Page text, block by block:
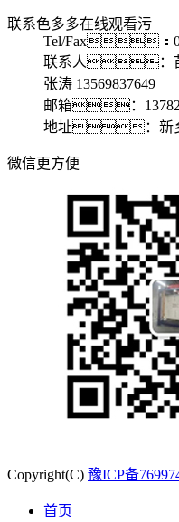
联系色多多在线观看污
Tel/Fax：
联系人：苗
张涛 13569837649
邮箱：
地址：新乡
微信更方便
Copyright(C) 豫ICP备
首页